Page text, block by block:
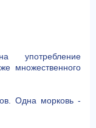
употребление
множественного
Одна морковь -